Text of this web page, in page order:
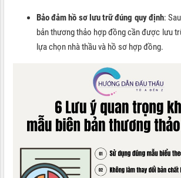
Bảo đảm hồ sơ lưu trữ đúng quy định:
bản thương thảo hợp đồng cần được lưu
lựa chọn nhà thầu và hồ sơ hợp đồng.